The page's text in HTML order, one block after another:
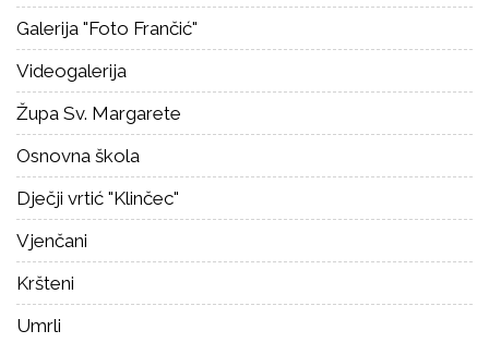
Galerija "Foto Frančić"
Videogalerija
Župa Sv. Margarete
Osnovna škola
Dječji vrtić "Klinčec"
Vjenčani
Kršteni
Umrli